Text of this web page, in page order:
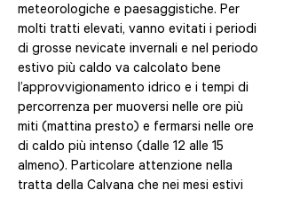
meteorologiche e paesaggistiche. Per
molti tratti elevati, vanno evitati i periodi
di grosse nevicate invernali e nel periodo
estivo più caldo va calcolato bene
l’approvvigionamento idrico e i tempi di
percorrenza per muoversi nelle ore più
miti (mattina presto) e fermarsi nelle ore
di caldo più intenso (dalle 12 alle 15
almeno). Particolare attenzione nella
tratta della Calvana che nei mesi estivi